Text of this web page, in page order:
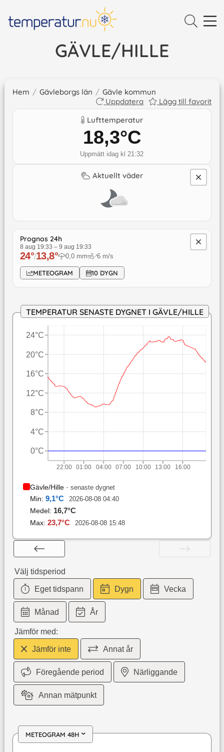
GÄVLE/HILLE
Hem / Gävleborgs län / Gävle kommun
Uppdatera
Lägg till favorit
Lufttemperatur
18,3°C
Uppmätt idag kl 21:32
Aktuellt väder
Prognos 24h
8 aug 19:33 – 9 aug 19:33
24°/13,8° 0,0 mm ↓6 m/s
METEOGRAM 10 DYGN
TEMPERATUR SENASTE DYGNET I GÄVLE/HILLE
22:00 01:00 04:00 07:00 10:00 13:00 16:00
0°C
4°C
8°C
12°C
16°C
20°C
24°C
Gävle/Hille· senaste dygnet
Min: 9,1°C 2026-08-08 04:40
Medel: 16,7°C
Max: 23,7°C 2026-08-08 15:48
Välj tidsperiod
Eget tidspann Dygn Vecka
Månad År
Jämför med:
Jämför inte Annat år
Föregående period Närliggande
Annan mätpunkt
METEOGRAM 48H ›
lör 8 aug: 18,7 till 16,1 grader: ingen nederbörd: upp till